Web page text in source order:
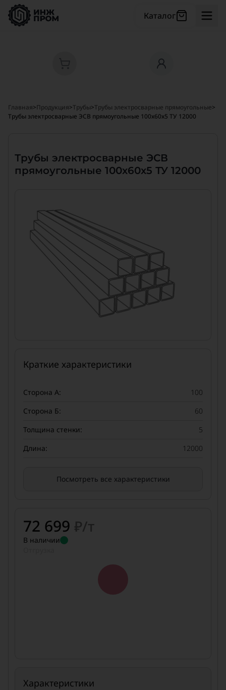
Каталог
Главная>Продукция> Трубы> Трубы электросварные прямоугольные>
Трубы электросварные ЭСВ прямоугольные 100х60х5 ТУ 12000
Трубы электросварные ЭСВ
прямоугольные 100х60х5 ТУ 12000
Краткие характеристики
Сторона А:
100
Сторона Б:
60
Толщина стенки:
5
Длина:
12000
Посмотреть все характеристики
72 699 ₽/т
В наличии
Характеристики